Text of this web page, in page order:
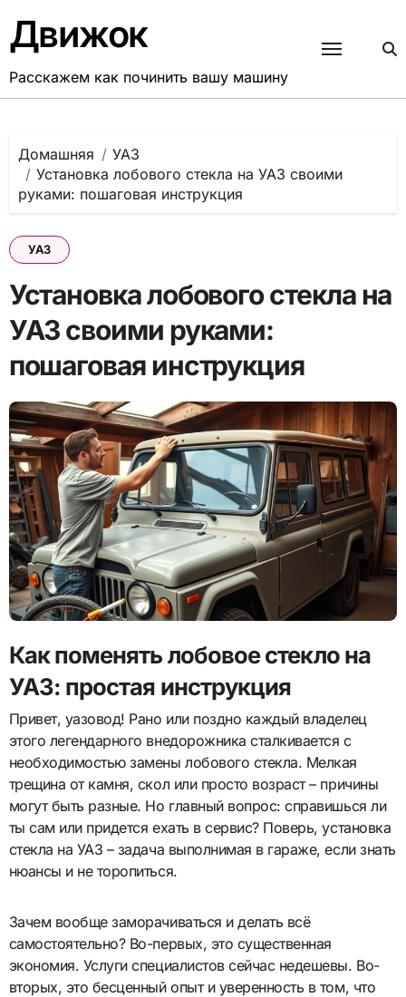
содержанию
Движок
Расскажем как починить вашу машину
Домашняя
УАЗ
Установка лобового стекла на УАЗ своими
руками: пошаговая инструкция
УАЗ
Установка лобового стекла на
УАЗ своими руками:
пошаговая инструкция
Как поменять лобовое стекло на
УАЗ: простая инструкция
Привет, уазовод! Рано или поздно каждый владелец
этого легендарного внедорожника сталкивается с
необходимостью замены лобового стекла. Мелкая
трещина от камня, скол или просто возраст – причины
могут быть разные. Но главный вопрос: справишься ли
ты сам или придется ехать в сервис? Поверь, установка
стекла на УАЗ – задача выполнимая в гараже, если знать
нюансы и не торопиться.
Зачем вообще заморачиваться и делать всё
самостоятельно? Во-первых, это существенная
экономия. Услуги специалистов сейчас недешевы. Во-
вторых, это бесценный опыт и уверенность в том, что